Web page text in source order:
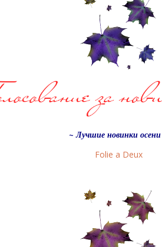
~ Лучшие новинки
Folie a Deux